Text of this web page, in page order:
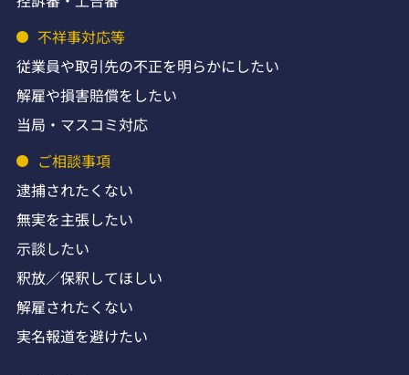
不祥事対応等
従業員や取引先の不正を明らかにしたい
解雇や損害賠償をしたい
当局・マスコミ対応
ご相談事項
逮捕されたくない
無実を主張したい
示談したい
釈放／保釈してほしい
解雇されたくない
実名報道を避けたい